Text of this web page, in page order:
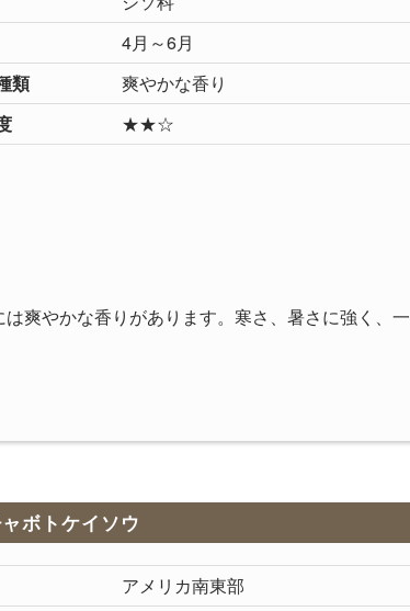
4月～6月
類
爽やかな香り
★★☆
爽やかな香りがあります。寒さ、暑さに強く、
ボトケイソウ
アメリカ南東部